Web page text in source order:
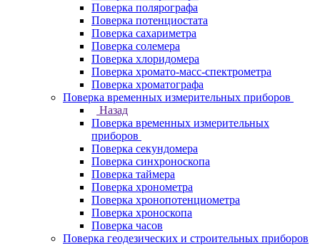
Поверка полярографа
Поверка потенциостата
Поверка сахариметра
Поверка солемера
Поверка хлоридомера
Поверка хромато-масс-спектрометра
Поверка хроматографа
Поверка временных измерительных приборов
Назад
Поверка временных измерительных
приборов
Поверка секундомера
Поверка синхроноскопа
Поверка таймера
Поверка хронометра
Поверка хронопотенциометра
Поверка хроноскопа
Поверка часов
Поверка геодезических и строительных приборов